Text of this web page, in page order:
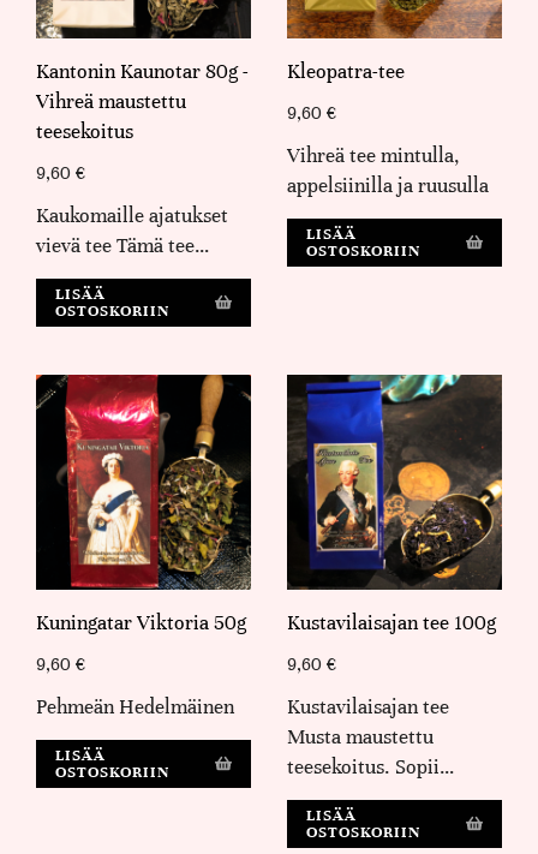
Kantonin Kaunotar 80g -
Vihreä maustettu
teesekoitus
9,60 €
Kaukomaille ajatukset
vievä tee Tämä tee…
LISÄÄ
OSTOSKORIIN
Kleopatra-tee
9,60 €
Vihreä tee mintulla,
appelsiinilla ja ruusulla
LISÄÄ
OSTOSKORIIN
Kuningatar Viktoria 50g
9,60 €
Pehmeän Hedelmäinen
LISÄÄ
OSTOSKORIIN
Kustavilaisajan tee 100g
9,60 €
Kustavilaisajan tee
Musta maustettu
teesekoitus. Sopii…
LISÄÄ
OSTOSKORIIN